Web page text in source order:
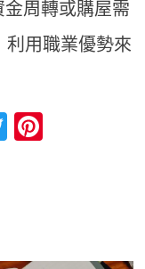
金周轉或購屋需
利用職業優勢來
Twitter